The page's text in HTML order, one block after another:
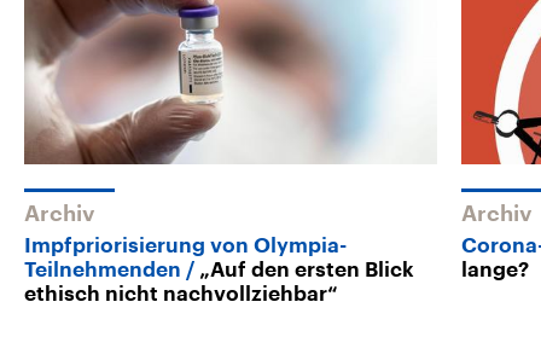
Archiv
Impfpriorisierung von Olympia-
Teilnehmenden
„Auf den ersten Blick
ethisch nicht nachvollziehbar“
Archiv
lange?